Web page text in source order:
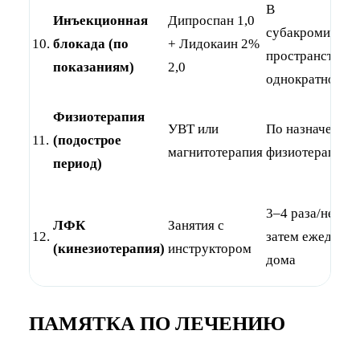
10.
Инъекционная
блокада (по
показаниям)
Дипроспан 1,0
+ Лидокаин 2%
2,0
В
пространство
однократно
11.
Физиотерапия
(подострое
период)
УВТ или
магнитотерапия
По назначению
физиотерапевта
12.
ЛФК
(кинезиотерапия)
Занятия с
инструктором
3–4 раза/
затем
дома
ПАМЯТКА ПО ЛЕЧЕНИЮ